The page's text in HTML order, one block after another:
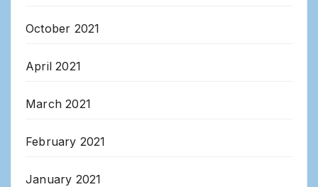
October 2021
April 2021
March 2021
February 2021
January 2021